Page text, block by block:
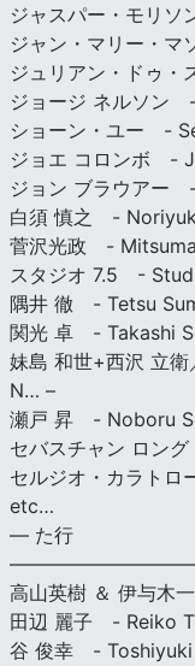
ジャスパー・モリ
ジャン・マリー・
ジュリアン・ドゥ
ジョージ ネルソン
ショーン・ユー -
ジョエ コロンボ -
ジョン ブラウアー
白須 慎之 -
菅沢光政 -
スタジオ 7.5 -
隅井 徹 - Tetsu
関光 卓 - Takashi
妹島 和世+西沢 立
N… –
瀬戸 昇 - Noboru
セバスチャン ロン
セルジオ・カラト
etc…
— た行
高山英樹 ＆ 伊与木
田辺 麗子 - Reiko
谷 俊幸 - Toshiyuki